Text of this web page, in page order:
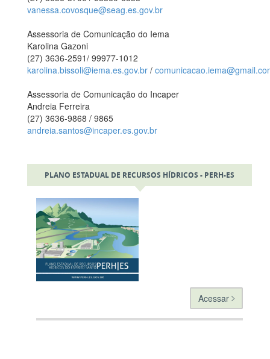
vanessa.covosque@seag.es.gov.br
Assessoria de Comunicação do Iema
Karolina Gazoni
(27) 3636-2591/ 99977-1012
karolina.bissoli@iema.es.gov.br /
Assessoria de Comunicação do Incaper
Andreia Ferreira
(27) 3636-9868 / 9865
andreia.santos@incaper.es.gov.br
PLANO ESTADUAL DE RECURSOS HÍDRICOS - PERH-ES
Acessar